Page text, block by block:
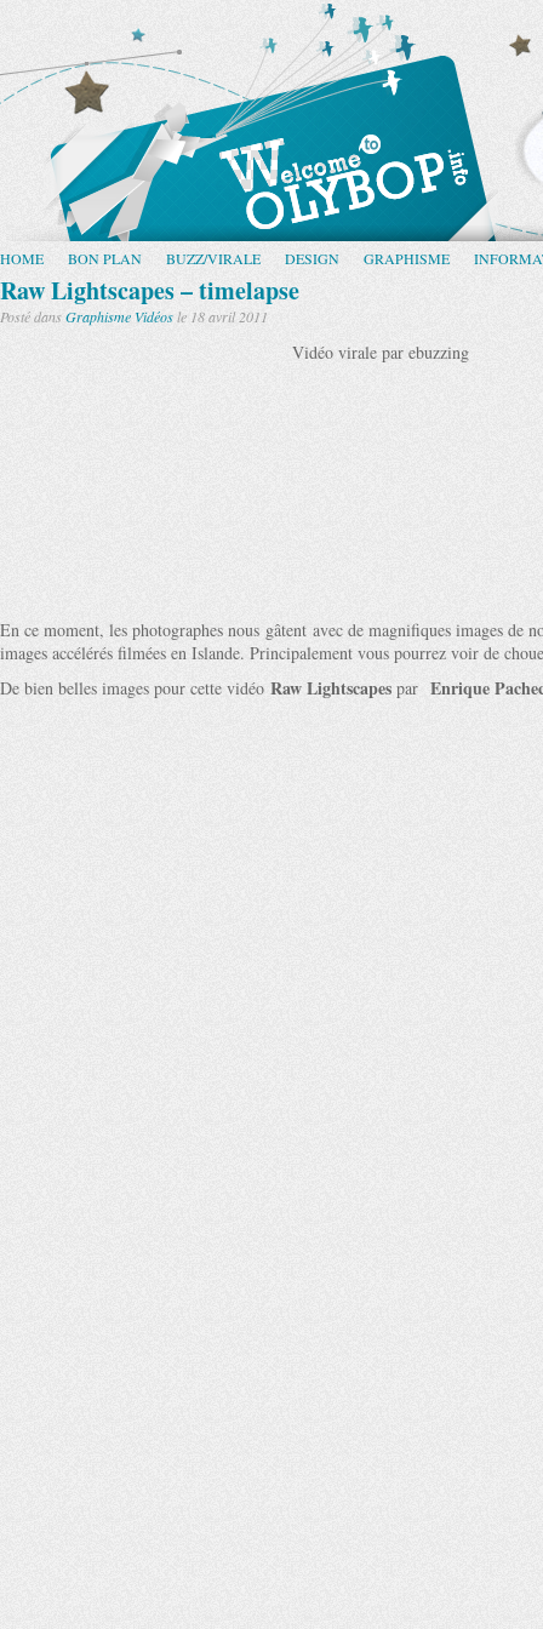
HOME BON PLAN BUZZ/VIRALE DESIGN GRAPHISME
Raw Lightscapes – timelapse
Posté dansGraphisme Vidéosle 18 avril 2011
Vidéo virale par ebuzzing
En ce moment, les photographes nous gâtent avec de magnifiques images de
images accélérés filmées en Islande. Principalement vous pourrez voir de
De bien belles images pour cette vidéo Raw Lightscapes par Enrique